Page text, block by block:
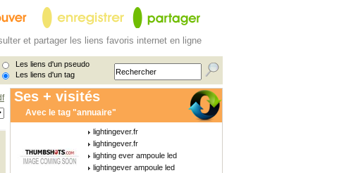
et partager les liens favoris internet en ligne
Les liens d'un pseudo
Les liens d'un tag
Ses + visités
Avec le tag "annuaire"
lightingever.fr
lightingever.fr
lighting ever ampoule led
lightingever ampoule led